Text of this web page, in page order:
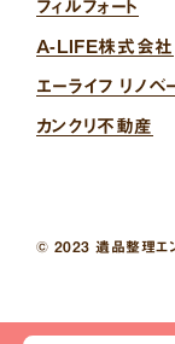
フィルフォート
A-LIFE株式会社
エーライフ リノベ
カンクリ不動産
© 2023 遺品整理エ